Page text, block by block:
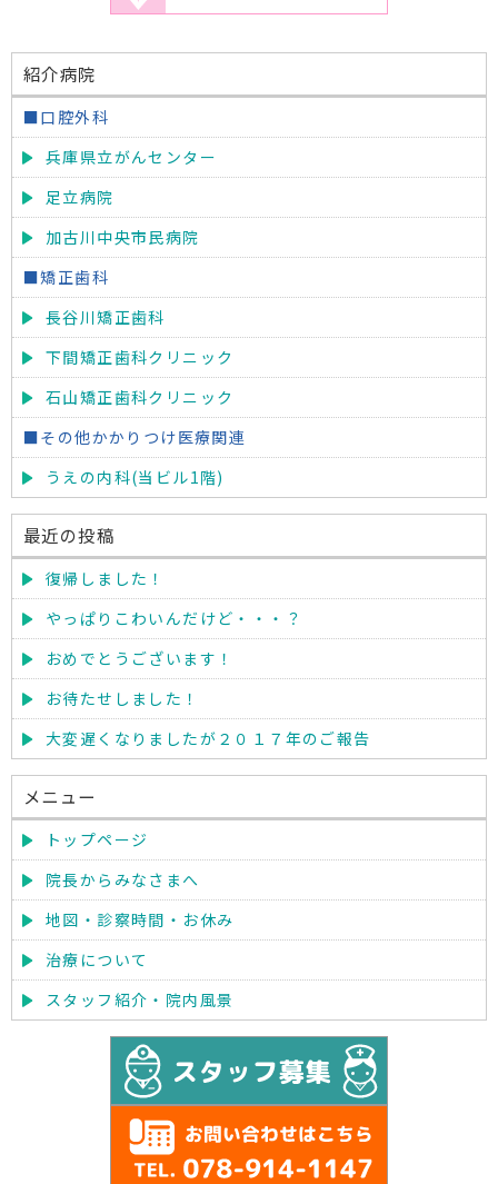
紹介病院
■口腔外科
兵庫県立がんセンター
足立病院
加古川中央市民病院
■矯正歯科
長谷川矯正歯科
下間矯正歯科クリニック
石山矯正歯科クリニック
■その他かかりつけ医療関連
うえの内科(当ビル1階)
最近の投稿
復帰しました！
やっぱりこわいんだけど・・・？
おめでとうございます！
お待たせしました！
大変遅くなりましたが２０１７年のご報告
メニュー
トップページ
院長からみなさまへ
地図・診察時間・お休み
治療について
スタッフ紹介・院内風景